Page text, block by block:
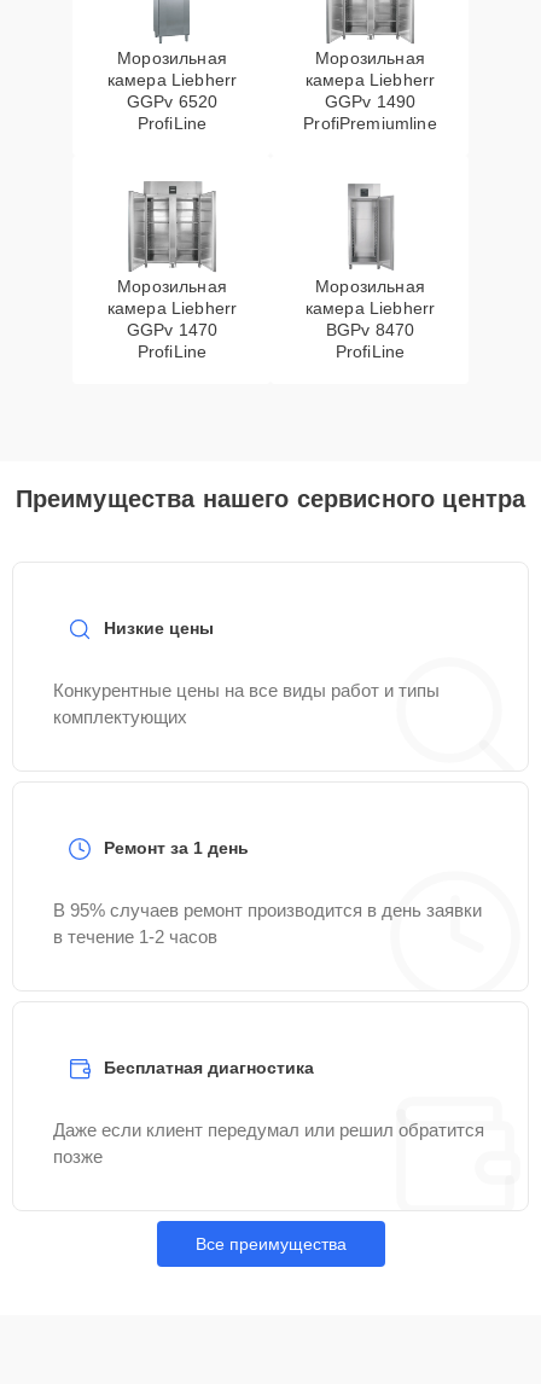
Морозильная
камера Liebherr
GGPv 6520
ProfiLine
Морозильная
камера Liebherr
GGPv 1490
ProfiPremiumline
Морозильная
камера Liebherr
GGPv 1470
ProfiLine
Морозильная
камера Liebherr
BGPv 8470
ProfiLine
Преимущества нашего сервисного центра
Низкие цены
Конкурентные цены на все виды работ и типы
комплектующих
Ремонт за 1 день
В 95% случаев ремонт производится в день заявки
в течение 1-2 часов
Бесплатная диагностика
Даже если клиент передумал или решил обратится
позже
Все преимущества